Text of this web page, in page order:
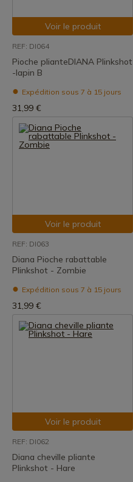
Voir le produit
REF: DI064
Pioche plianteDIANA Plinkshot
-lapin B
Expédition sous 7 à 15 jours
31,99 €
Voir le produit
REF: DI063
Diana Pioche rabattable
Plinkshot - Zombie
Expédition sous 7 à 15 jours
31,99 €
Voir le produit
REF: DI062
Diana cheville pliante
Plinkshot - Hare